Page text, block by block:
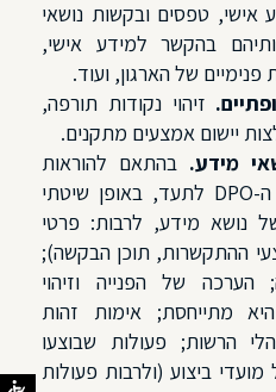
אישי, טפסים ובקשות נושאי
בהקשר למידע אישי,
פנימיים של הארגון, ועוד.
זיהוי נקודות תורפה,
יישום אמצעים מתקנים.
מידע. בהתאם להוראות
סעיף 17ב2(4), על ה-DPO לתעד, באופן שיטתי
נושא מידע, לרבות: פרטי
ההתקשרות, תוכן הבקשה);
הערכה של הפנייה וזיהוי
מתייחסת; אימות זהות
הרשות; פעולות שבוצעו
מועדי ביצוע (ולרבות פעולות